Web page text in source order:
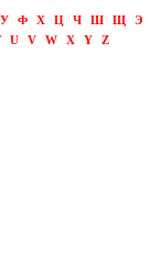
У Ф Х Ц Ч Ш Щ
Э
U V W X Y
Z